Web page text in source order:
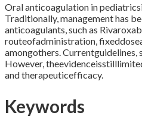
Oral anticoagulation in
Traditionally, management has
anticoagulants, such as
routeofadministration,
amongothers.
However,
and therapeuticefficacy.
Keywords